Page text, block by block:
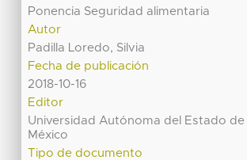
Ponencia Seguridad alimentaria
Autor
Padilla Loredo, Silvia
Fecha de publicación
2018-10-16
Editor
Universidad Autónoma del Estado de
México
Tipo de documento